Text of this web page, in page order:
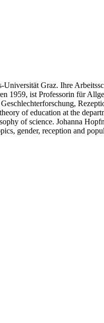
Graz. Ihre
1959, ist Professorin für
of education at the
of science. Johanna
gender, reception and